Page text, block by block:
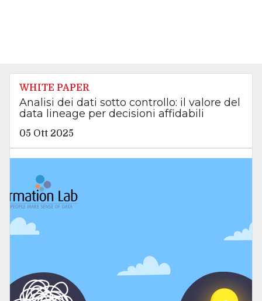
WHITE PAPER
Analisi dei dati sotto controllo: il valore del
data lineage per decisioni affidabili
05 Ott 2025